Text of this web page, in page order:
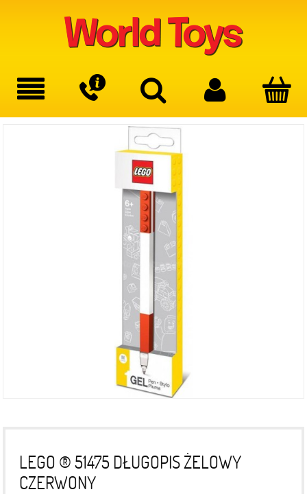
LEGO ® 51475 DŁUGOPIS ŻELOWY
CZERWONY